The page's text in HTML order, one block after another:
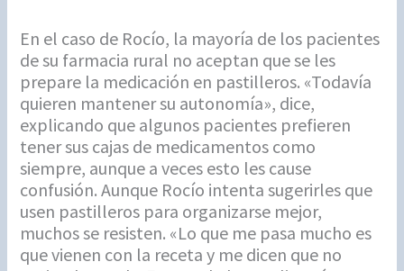
En el caso de Rocío, la mayoría de los pacientes
de su farmacia rural no aceptan que se les
prepare la medicación en pastilleros. «Todavía
quieren mantener su autonomía», dice,
explicando que algunos pacientes prefieren
tener sus cajas de medicamentos como
siempre, aunque a veces esto les cause
confusión. Aunque Rocío intenta sugerirles que
usen pastilleros para organizarse mejor,
muchos se resisten. «Lo que me pasa mucho es
que vienen con la receta y me dicen que no